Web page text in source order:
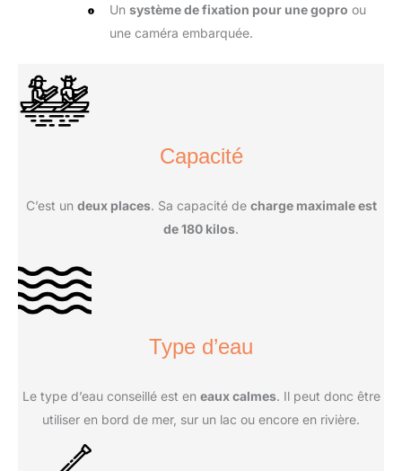
Un système de fixation pour une gopro ou
une caméra embarquée.
Capacité
C’est un deux places. Sa capacité de charge maximale est
de 180 kilos.
Type d’eau
Le type d’eau conseillé est en eaux calmes. Il peut donc être
utiliser en bord de mer, sur un lac ou encore en rivière.